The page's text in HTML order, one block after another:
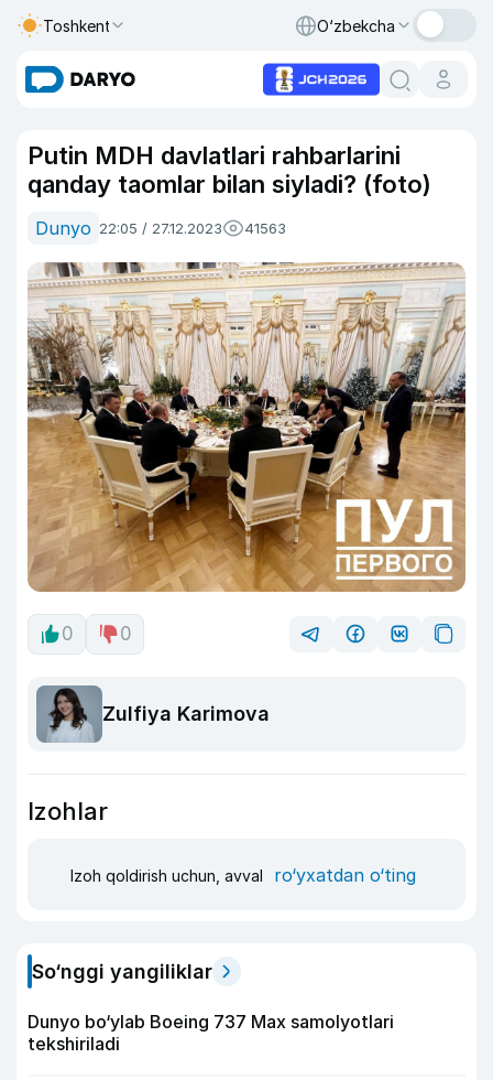
Toshkent O‘zbekcha
Putin MDH davlatlari rahbarlarini
qanday taomlar bilan siyladi? (foto)
Dunyo 22:05 / 27.12.2023 41563
0 0
Zulfiya Karimova
Izohlar
Izoh qoldirish uchun, avval ro‘yxatdan o‘ting
So‘nggi yangiliklar
Dunyo bo‘ylab Boeing 737 Max samolyotlari
tekshiriladi